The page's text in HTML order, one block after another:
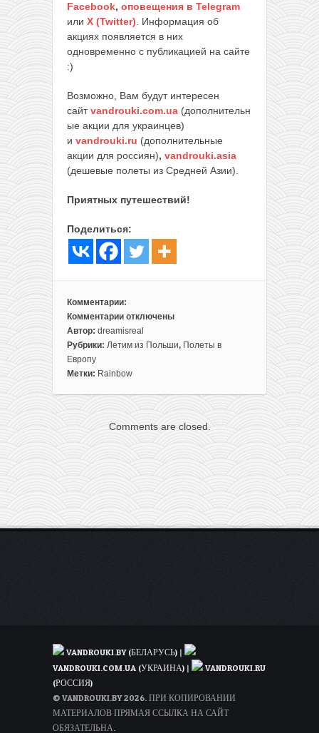
Facebook, оповещения в Telegram
или X (Twitter). Информация об
акциях появляется в них
одновременно с публикацией на сайте
:)
Возможно, Вам будут интересен
сайтvandrouki.com.ua (дополнительн
ые акции для украинцев)
и vandrouki.ru (дополнительные
акции для россиян), vandrouki.asia
(дешевые полеты из Средней Азии).
Приятных путешествий!
Поделиться:
Комментарии:
Комментарии
к
записи
Чартеры
из
всего
по
47€
туда-
обратно!
отключены
Автор: dreamisreal
Рубрики: Летим из Польши, Полеты в
Европу
Метки: Rainbow
Comments are closed.
VANDROUKI.BY (БЕЛАРУСЬ) |
VANDROUKI.COM.UA (УКРАИНА) |
VANDROUKI.RU
(РОССИЯ)
© VANDROUKI.BY 2026. ПРИ КОПИРОВАНИИ
МАТЕРИАЛОВ ПРЯМАЯ ССЫЛКА НА САЙТ
ОБЯЗАТЕЛЬНА.